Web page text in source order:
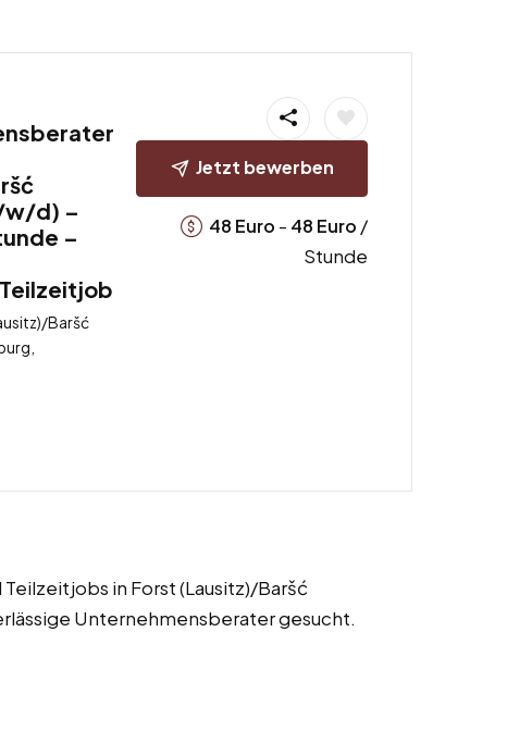
w/d) –
–
Baršć
Jetzt bewerben
48 Euro - 48 Euro /
Stunde
in Forst (Lausitz)/Baršć
Unternehmensberater gesucht.